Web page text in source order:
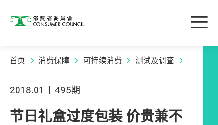
消费者委员会 目
首页 消费保障 可持续消费 测试及调查
2018.01 495期
节日礼盒过度包装 价贵兼不